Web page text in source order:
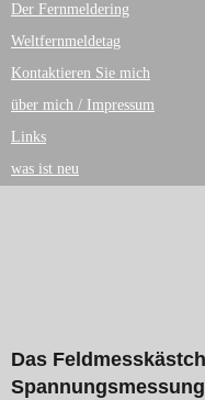
Der Fernmeldering
Weltfernmeldetag
Kontaktieren Sie mich
über mich / Impressum
Links
was ist neu
Das